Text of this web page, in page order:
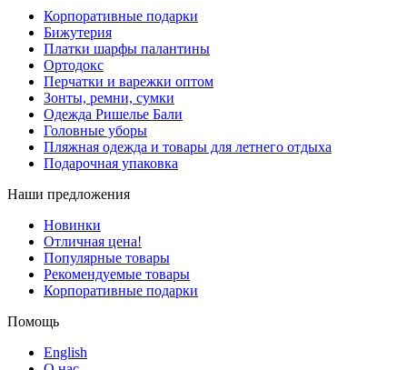
Корпоративные подарки
Бижутерия
Платки шарфы палантины
Ортодокс
Перчатки и варежки оптом
Зонты, ремни, сумки
Одежда Ришелье Бали
Головные уборы
Пляжная одежда и товары для летнего отдыха
Подарочная упаковка
Наши предложения
Новинки
Отличная цена!
Популярные товары
Рекомендуемые товары
Корпоративные подарки
Помощь
English